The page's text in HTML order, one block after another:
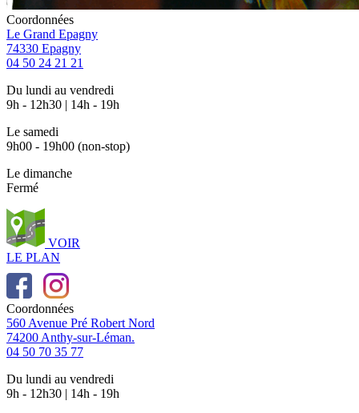
Coordonnées
Le Grand Epagny
74330 Epagny
04 50 24 21 21
Du lundi au vendredi
9h - 12h30 | 14h - 19h
Le samedi
9h00 - 19h00 (non-stop)
Le dimanche
Fermé
VOIR
LE PLAN
Coordonnées
560 Avenue Pré Robert Nord
74200 Anthy-sur-Léman.
04 50 70 35 77
Du lundi au vendredi
9h - 12h30 | 14h - 19h